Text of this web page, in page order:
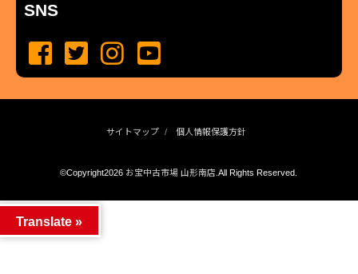
SNS
サイトマップ 個人情報保護方針
©Copyright2026 お宝中古市場 山形南店 .All Rights Reserved.
Translate »